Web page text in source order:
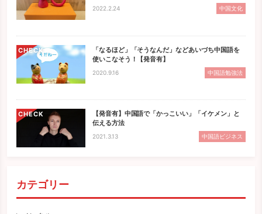
2022.2.24 中国文化
CHECK
「なるほど」「そうなんだ」などあいづち中国語を
使いこなそう！【発音有】
2020.9.16 中国語勉強法
CHECK
【発音有】中国語で「かっこいい」「イケメン」と
伝える方法
2021.3.13 中国語ビジネス
カテゴリー